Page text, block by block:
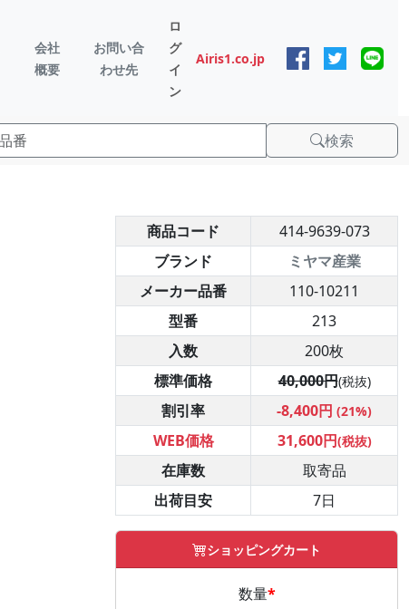
会社
概要
お問い合
わせ先
ロ
グ
イ
ン
Airis1.co.jp
検索
商品コード
414-9639-073
ブランド
ミヤマ産業
メーカー品番
110-10211
型番
213
入数
200枚
標準価格
40,000円(税抜)
割引率 -8,400円 (21%)
WEB価格 31,600円(税抜)
在庫数
取寄品
出荷目安
7日
ショッピングカート
数量*